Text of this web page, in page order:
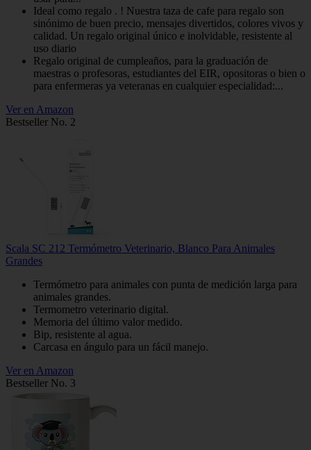
Ideal como regalo . ! Nuestra taza de cafe para regalo son
sinónimo de buen precio, mensajes divertidos, colores vivos y
calidad. Un regalo original único e inolvidable, resistente al
uso diario
Regalo original de cumpleaños, para la graduación de
maestras o profesoras, estudiantes del EIR, opositoras o bien o
para enfermeras ya veteranas en cualquier especialidad:...
Ver en Amazon
Bestseller No. 2
Scala SC 212 Termómetro Veterinario, Blanco Para Animales
Grandes
Termómetro para animales con punta de medición larga para
animales grandes.
Termometro veterinario digital.
Memoria del último valor medido.
Bip, resistente al agua.
Carcasa en ángulo para un fácil manejo.
Ver en Amazon
Bestseller No. 3